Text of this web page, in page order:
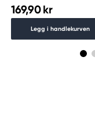
169,90 kr
Legg i handlekurven